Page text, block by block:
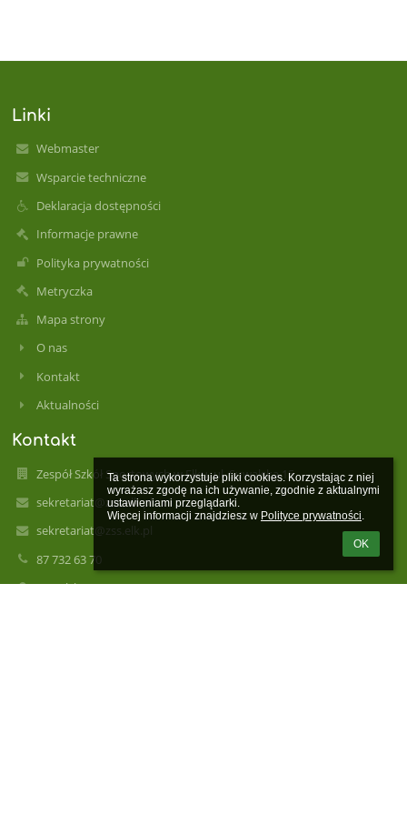
Ta strona wykorzystuje pliki cookies. Korzystając z niej
wyrażasz zgodę na ich używanie, zgodnie z aktualnymi
ustawieniami przeglądarki.
Więcej informacji znajdziesz w Polityce prywatności.
OK
Linki
Webmaster
Wsparcie techniczne
Deklaracja dostępności
Informacje prawne
Polityka prywatności
Metryczka
Mapa strony
O nas
Kontakt
Aktualności
Kontakt
Zespół Szkół Sportowych w Ełku, ul. Suwalska 15
sekretariat@zss.elk.pl
sekretariat@zss.elk.pl
87 732 63 70
Suwalska 15